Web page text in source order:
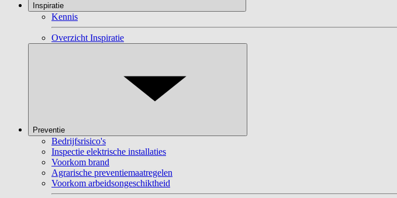
Inspiratie
Kennis
Overzicht Inspiratie
Preventie
Bedrijfsrisico's
Inspectie elektrische installaties
Voorkom brand
Agrarische preventiemaatregelen
Voorkom arbeidsongeschiktheid